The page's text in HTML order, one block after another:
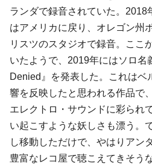
ランダで録音されていた。2018
はアメリカに戻り、オレゴン州
リスツのスタジオで録音。ここ
いたようで、2019年にはソロ名
Denied』を発表した。これはベ
響を反映したと思われる作品で
エレクトロ・サウンドに彩られ
い起こすような妖しさも漂う。
し移動しただけで、やはりアン
豊富なレコ屋で聴こえてきそう